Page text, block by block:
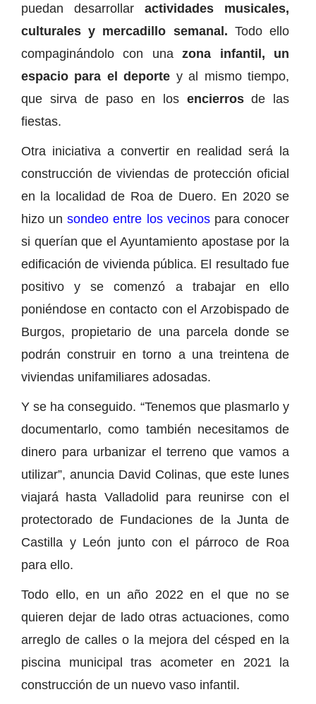
puedan desarrollar actividades musicales,
culturales y mercadillo semanal. Todo ello
compaginándolo con una zona infantil, un
espacio para el deporte y al mismo tiempo,
que sirva de paso en los encierrosde las
fiestas.
Otra iniciativa a convertir en realidad será la
construcción de viviendas de protección oficial
en la localidad de Roa de Duero. En 2020 se
hizo unsondeo entre los vecinos para conocer
si querían que el Ayuntamiento apostase por la
edificación de vivienda pública. El resultado fue
positivo y se comenzó a trabajar en ello
poniéndose en contacto con el Arzobispado de
Burgos, propietario de una parcela donde se
podrán construir en torno a una treintena de
viviendas unifamiliares adosadas.
Y se ha conseguido. “Tenemos que plasmarlo y
documentarlo, como también necesitamos de
dinero para urbanizar el terreno que vamos a
utilizar”, anuncia David Colinas, que este lunes
viajará hasta Valladolid para reunirse con el
protectorado de Fundaciones de la Junta de
Castilla y León junto con el párroco de Roa
para ello.
Todo ello, en un año 2022 en el que no se
quieren dejar de lado otras actuaciones, como
arreglo de calles o la mejora del césped en la
piscina municipal tras acometer en 2021 la
construcción de un nuevo vaso infantil.